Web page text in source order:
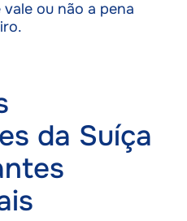
ou não a pena
da Suíça